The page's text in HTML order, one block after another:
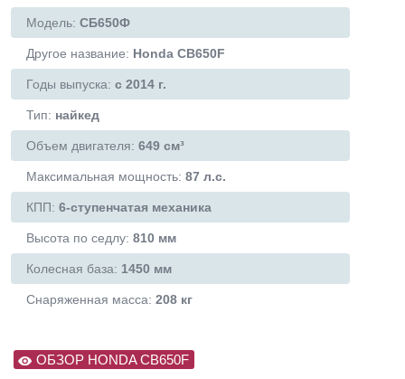
Модель: СБ650Ф
Другое название: Honda CB650F
Годы выпуска: с 2014 г.
Тип: найкед
Объем двигателя: 649 см³
Максимальная мощность: 87 л.с.
КПП: 6-ступенчатая механика
Высота по седлу: 810 мм
Колесная база: 1450 мм
Снаряженная масса: 208 кг
ОБЗОР HONDA CB650F